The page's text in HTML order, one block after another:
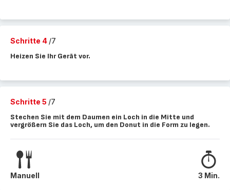
Schritte 4 /7
Heizen Sie Ihr Gerät vor.
Schritte 5 /7
Stechen Sie mit dem Daumen ein Loch in die Mitte und
vergrößern Sie das Loch, um den Donut in die Form zu legen.
Manuell 3 Min.